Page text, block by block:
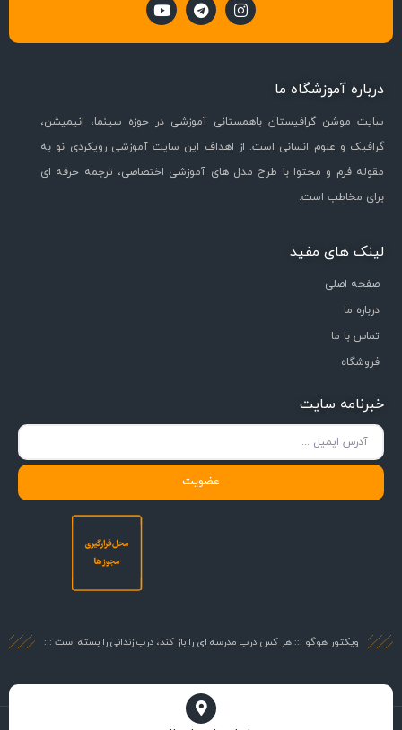
درباره آموزشگاه ما
سایت موشن گرافیستان باهمستانی آموزشی در حوزه سینما، انیمیشن،
گرافیک و علوم انسانی است. از اهداف این سایت آموزشی رویکردی نو به
مقوله فرم و محتوا با طرح مدل های آموزشی اختصاصی، ترجمه حرفه ای
برای مخاطب است.
لینک های مفید
صفحه اصلی
درباره ما
تماس با ما
فروشگاه
خبرنامه سایت
عضویت
ویکتور هوگو ::: هر کس درب مدرسه ای را باز کند، درب زندانی را بسته است :::